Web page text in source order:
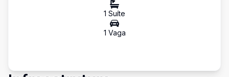
1 Suíte
1 Vaga